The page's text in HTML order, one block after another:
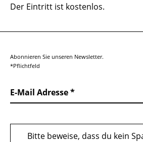
Der Eintritt ist kostenlos.
Abonnieren Sie unseren Newsletter.
*Pflichtfeld
E-Mail Adresse
Bitte beweise, dass du kein